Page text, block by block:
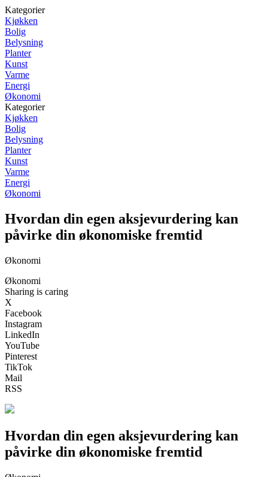
Kategorier
Kjøkken
Bolig
Belysning
Planter
Kunst
Varme
Energi
Økonomi
Kategorier
Kjøkken
Bolig
Belysning
Planter
Kunst
Varme
Energi
Økonomi
Hvordan din egen aksjevurdering kan
påvirke din økonomiske fremtid
Økonomi
Økonomi
Sharing is caring
X
Facebook
Instagram
LinkedIn
YouTube
Pinterest
TikTok
Mail
RSS
Hvordan din egen aksjevurdering kan
påvirke din økonomiske fremtid